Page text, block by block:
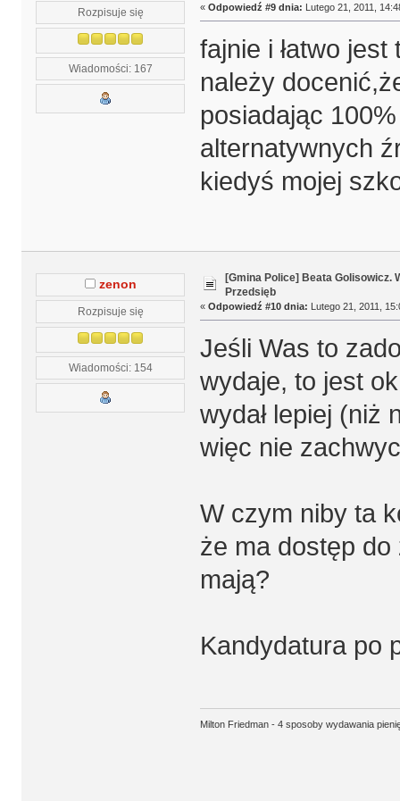
Rozpisuje się
Wiadomości: 167
« Odpowiedź #9 dnia: Lutego 21, 2011,
fajnie i łatwo
należy
posiadając
alternatywnych
kiedyś mojej
zenon
Rozpisuje się
Wiadomości: 154
[Gmina Police] Beata Golisowicz.
Przedsięb
« Odpowiedź #10 dnia: Lutego 21, 2011,
Jeśli Was to
wydaje, to jest
wydał lepiej (niż
więc nie
W czym niby ta
że ma dostęp do
mają?
Kandydatura po
Milton Friedman - 4 sposoby wydawania